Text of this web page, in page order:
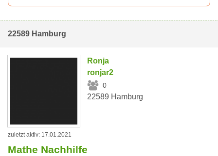
22589 Hamburg
Ronja
ronjar2
0
22589 Hamburg
zuletzt aktiv: 17.01.2021
Mathe Nachhilfe